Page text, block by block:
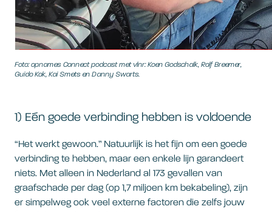
Foto: opnames Connect podcast met vlnr: Koen Godschalk, Rolf Breemer,
Guido Kok, Kai Smets en Danny Swarts.
1) Eén goede verbinding hebben is voldoende
“Het werkt gewoon.” Natuurlijk is het fijn om een goede
verbinding te hebben, maar een enkele lijn garandeert
niets. Met alleen in Nederland al 173 gevallen van
graafschade per dag (op 1,7 miljoen km bekabeling), zijn
er simpelweg ook veel externe factoren die zelfs jouw